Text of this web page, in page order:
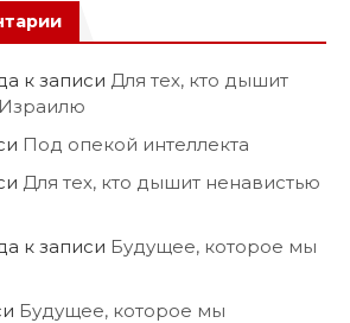
к записи Для тех, кто дышит
Под опекой интеллекта
Для тех, кто дышит ненавистью
к записи Будущее, которое мы
Будущее, которое мы